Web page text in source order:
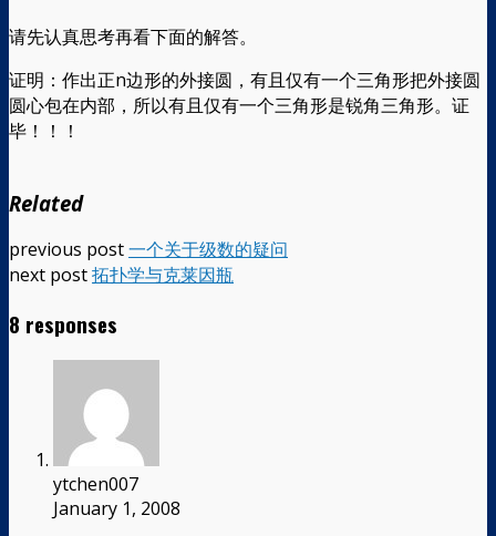
请先认真思考再看下面的解答。
证明：作出正n边形的外接圆，有且仅有一个三角形把外接圆
圆心包在内部，所以有且仅有一个三角形是锐角三角形。证
毕！！！
Related
previous post一个关于级数的疑问
next post拓扑学与克莱因瓶
8 responses
ytchen007
January 1, 2008